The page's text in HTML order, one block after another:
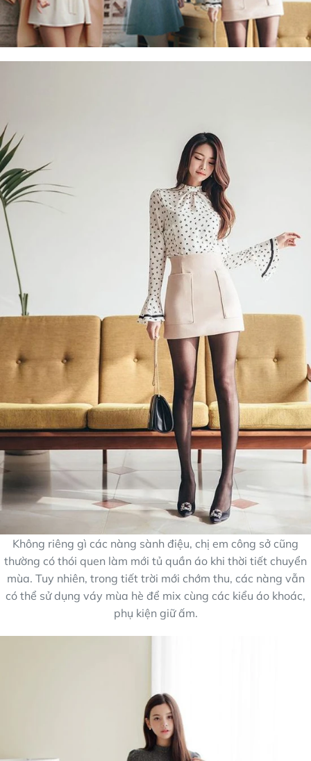
Không riêng gì các nàng sành điệu, chị em công sở cũng
thường có thói quen làm mới tủ quần áo khi thời tiết chuyển
mùa. Tuy nhiên, trong tiết trời mới chớm thu, các nàng vẫn
có thể sử dụng váy mùa hè để mix cùng các kiểu áo khoác,
phụ kiện giữ ấm.